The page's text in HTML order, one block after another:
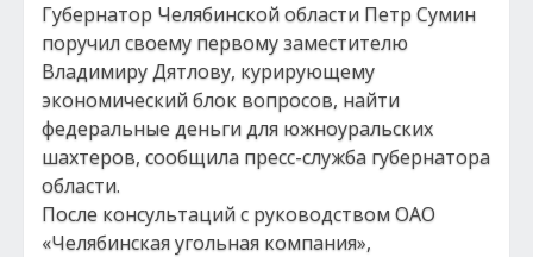
Губернатор Челябинской области Петр Сумин
поручил своему первому заместителю
Владимиру Дятлову, курирующему
экономический блок вопросов, найти
федеральные деньги для южноуральских
шахтеров, сообщила пресс-служба губернатора
области.
После консультаций с руководством ОАО
«Челябинская угольная компания»,